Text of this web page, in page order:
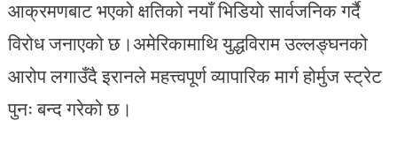
आक्रमणबाट भएको क्षतिको नयाँ भिडियो सार्वजनिक गर्दै
विरोध जनाएको छ।अमेरिकामाथि युद्धविराम उल्लङ्घनको
आरोप लगाउँदै इरानले महत्त्वपूर्ण व्यापारिक मार्ग होर्मुज स्ट्रेट
पुनः बन्द गरेको छ।